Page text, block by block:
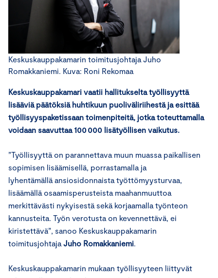
Keskuskauppakamarin toimitusjohtaja Juho
Romakkaniemi. Kuva: Roni Rekomaa
Keskuskauppakamari vaatii hallitukselta työllisyyttä
lisääviä päätöksiä huhtikuun puoliväliriihestä ja esittää
työllisyyspaketissaan toimenpiteitä, jotka toteuttamalla
voidaan saavuttaa 100 000 lisätyöllisen vaikutus.
”Työllisyyttä on parannettava muun muassa paikallisen
sopimisen lisäämisellä, porrastamalla ja
lyhentämällä ansiosidonnaista työttömyysturvaa,
lisäämällä osaamisperusteista maahanmuuttoa
merkittävästi nykyisestä sekä korjaamalla työnteon
kannusteita. Työn verotusta on kevennettävä, ei
kiristettävä”, sanoo Keskuskauppakamarin
toimitusjohtaja Juho Romakkaniemi.
Keskuskauppakamarin mukaan työllisyyteen liittyvät